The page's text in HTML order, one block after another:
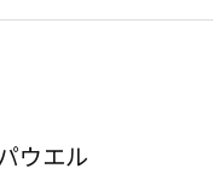
ウエル